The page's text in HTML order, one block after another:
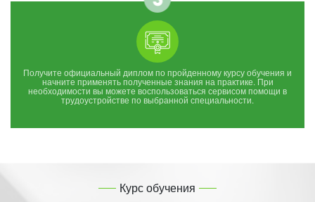
Получите официальный диплом по пройденному курсу обучения и
начните применять полученные знания на практике. При
необходимости вы можете воспользоваться сервисом помощи в
трудоустройстве по выбранной специальности.
Курс обучения